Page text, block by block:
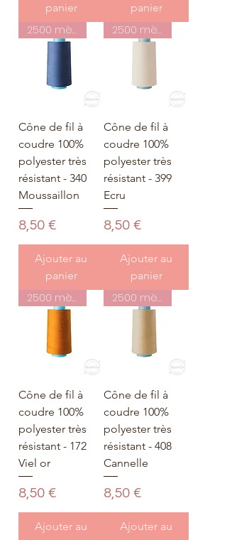
panier
panier
2500 mètres
Cône de fil à
coudre 100%
polyester très
résistant - 340
Moussaillon
Prix
8,50 €
Ajouter au
panier
2500 mètres
Cône de fil à
coudre 100%
polyester très
résistant - 399
Ecru
Prix
8,50 €
Ajouter au
panier
2500 mètres
Cône de fil à
coudre 100%
polyester très
résistant - 172
Viel or
Prix
8,50 €
Ajouter au
2500 mètres
Cône de fil à
coudre 100%
polyester très
résistant - 408
Cannelle
Prix
8,50 €
Ajouter au